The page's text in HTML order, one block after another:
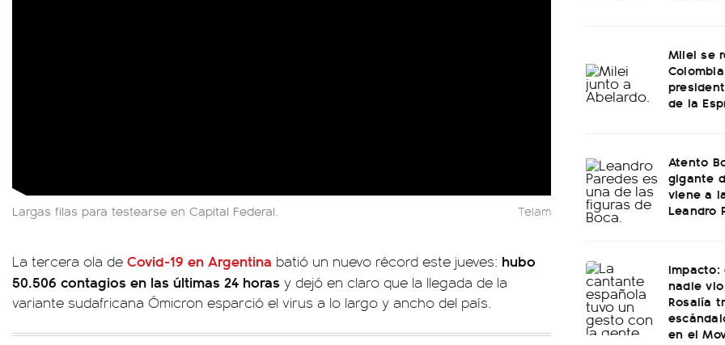
Largas filas para testearse en Capital Federal. Telam
La tercera ola de Covid-19 en Argentina batió un nuevo récord este jueves: hubo
50.506 contagios en las últimas 24 horas y dejó en claro que la llegada de la
variante sudafricana Ómicron esparció el virus a lo largo y ancho del país.
Milei se
de la
Atento
gigante
viene a
Leandro
nadie
Rosalía
en el